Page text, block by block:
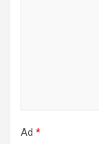
Ad *